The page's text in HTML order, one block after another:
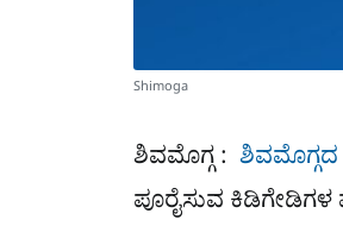
Shimoga
ಶಿವಮೊಗ್ಗ : ಶಿವಮೊಗ್ಗದ
ಪೂರೈಸುವ